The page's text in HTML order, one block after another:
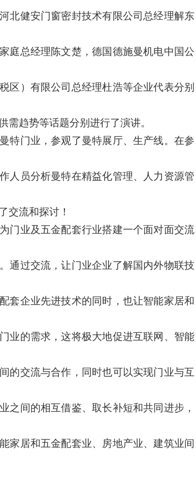
北健安门窗密封技术有限公司总经理解东
庭总经理陈文楚，德国德施曼机电中国公
区）有限公司总经理杜浩等企业代表分别
需趋势等话题分别进行了演讲。
特门业，参观了曼特展厅、生产线。在参
人员分析曼特在精益化管理、人力资源管
交流和探讨！
门业及五金配套行业搭建一个面对面交流
通过交流，让门业企业了解国内外物联技
套企业先进技术的同时，也让智能家居和
业的需求，这将极大地促进互联网、智能
的交流与合作，同时也可以实现门业与互
之间的相互借鉴、取长补短和共同进步，
家居和五金配套业、房地产业、建筑业间